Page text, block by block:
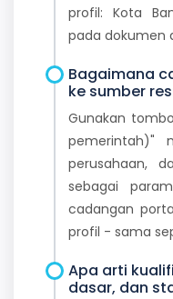
profil: Kota
pada dokumen
Bagaimana
ke sumber
Gunakan
pemerintah)"
perusahaan,
sebagai
cadangan
profil - sama
Apa arti
dasar, dan